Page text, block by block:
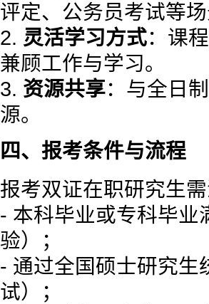
评定、公务员考试等
2. 灵活学习方式：课
兼顾工作与学习。
3. 资源共享：与全日
源。
四、报考条件与流程
报考双证在职研究生
- 本科毕业或专科毕业
验）；
- 通过全国硕士研究生
试）；